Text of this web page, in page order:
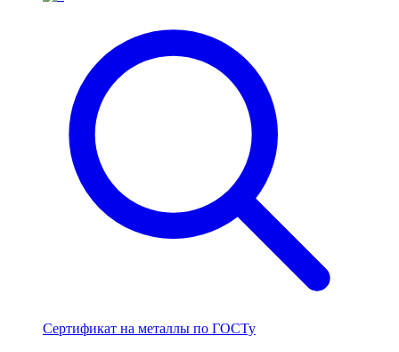
Сертификат на металлы по ГОСТу